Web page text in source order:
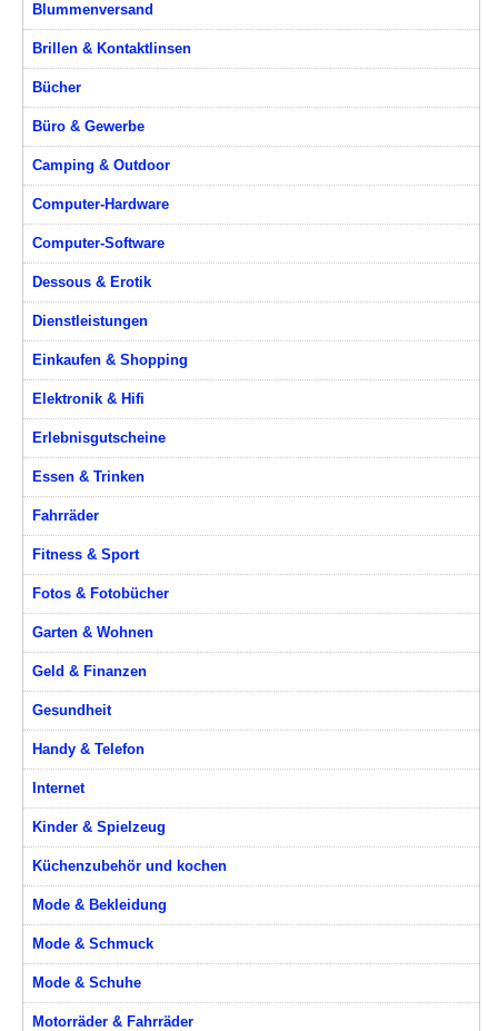
Blummenversand
Brillen & Kontaktlinsen
Bücher
Büro & Gewerbe
Camping & Outdoor
Computer-Hardware
Computer-Software
Dessous & Erotik
Dienstleistungen
Einkaufen & Shopping
Elektronik & Hifi
Erlebnisgutscheine
Essen & Trinken
Fahrräder
Fitness & Sport
Fotos & Fotobücher
Garten & Wohnen
Geld & Finanzen
Gesundheit
Handy & Telefon
Internet
Kinder & Spielzeug
Küchenzubehör und kochen
Mode & Bekleidung
Mode & Schmuck
Mode & Schuhe
Motorräder & Fahrräder